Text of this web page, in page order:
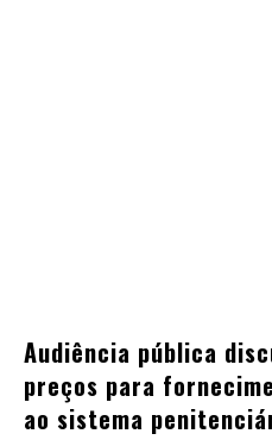
Audiência pública
preços para
ao sistema